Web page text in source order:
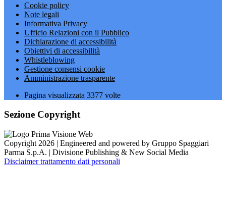
Cookie policy
Note legali
Informativa Privacy
Ufficio Relazioni con il Pubblico
Dichiarazione di accessibilità
Obiettivi di accessibilità
Whistleblowing
Gestione consensi cookie
Amministrazione trasparente
Pagina visualizzata 3377 volte
Sezione Copyright
Copyright 2026 | Engineered and powered by Gruppo Spaggiari
Parma S.p.A. | Divisione Publishing & New Social Media
Disclaimer trattamento dati personali